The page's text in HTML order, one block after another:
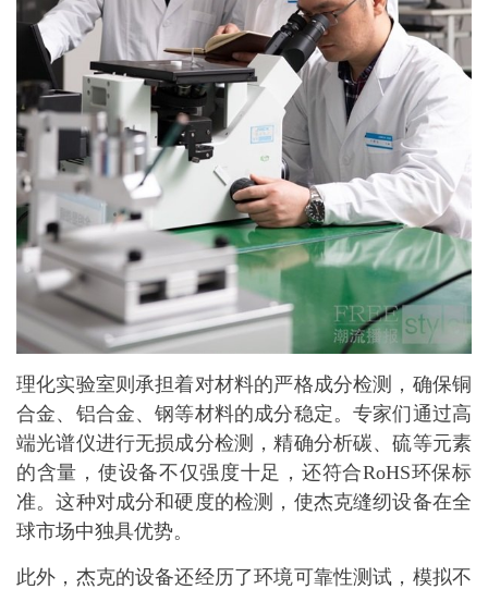
理化实验室则承担着对材料的严格成分检测，确保铜
合金、铝合金、钢等材料的成分稳定。专家们通过高
端光谱仪进行无损成分检测，精确分析碳、硫等元素
的含量，使设备不仅强度十足，还符合RoHS环保标
准。这种对成分和硬度的检测，使杰克缝纫设备在全
球市场中独具优势。
此外，杰克的设备还经历了环境可靠性测试，模拟不